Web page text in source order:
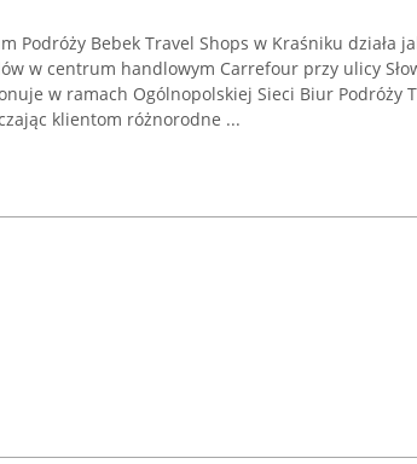
Podróży Bebek Travel Shops w Kraśniku działa
w centrum handlowym Carrefour przy ulicy
w ramach Ogólnopolskiej Sieci Biur Podróży
klientom różnorodne ...